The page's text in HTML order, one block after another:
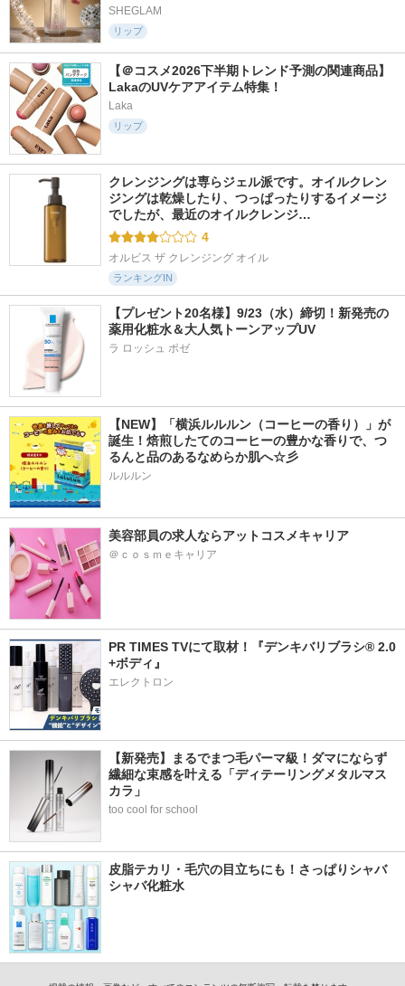
SHEGLAM
リップ
【＠コスメ2026下半期トレンド予測の関連商品】
LakaのUVケアアイテム特集！
Laka
リップ
クレンジングは専らジェル派です。オイルクレン
ジングは乾燥したり、つっぱったりするイメージ
でしたが、最近のオイルクレンジ…
4
オルビス ザ クレンジング オイル
ランキングIN
【プレゼント20名様】9/23（水）締切！新発売の
薬用化粧水＆大人気トーンアップUV
ラ ロッシュ ポゼ
【NEW】「横浜ルルルン（コーヒーの香り）」が
誕生！焙煎したてのコーヒーの豊かな香りで、つ
るんと品のあるなめらか肌へ☆彡
ルルルン
美容部員の求人ならアットコスメキャリア
＠ｃｏｓｍｅキャリア
PR TIMES TVにて取材！『デンキバリブラシ® 2.0
+ボディ』
エレクトロン
【新発売】まるでまつ毛パーマ級！ダマにならず
繊細な束感を叶える「ディテーリングメタルマス
カラ」
too cool for school
皮脂テカリ・毛穴の目立ちにも！さっぱりシャバ
シャバ化粧水